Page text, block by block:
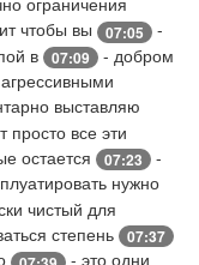
чтобы вы 07:05
-
в
07:09
- добром
выставляю
просто все эти
остается 07:23
-
нужно
чистый для
степень 07:37
- это одни